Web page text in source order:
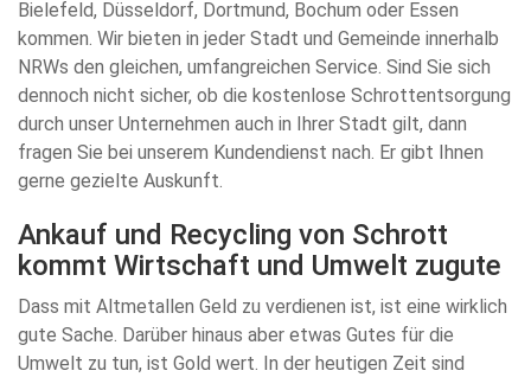
Bielefeld, Düsseldorf, Dortmund, Bochum oder Essen
kommen. Wir bieten in jeder Stadt und Gemeinde innerhalb
NRWs den gleichen, umfangreichen Service. Sind Sie sich
dennoch nicht sicher, ob die kostenlose Schrottentsorgung
durch unser Unternehmen auch in Ihrer Stadt gilt, dann
fragen Sie bei unserem Kundendienst nach. Er gibt Ihnen
gerne gezielte Auskunft.
Ankauf und Recycling von Schrott
kommt Wirtschaft und Umwelt zugute
Dass mit Altmetallen Geld zu verdienen ist, ist eine wirklich
gute Sache. Darüber hinaus aber etwas Gutes für die
Umwelt zu tun, ist Gold wert. In der heutigen Zeit sind